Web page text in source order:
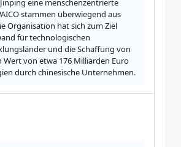
eine menschenzentrierte
stammen überwiegend aus
Organisation hat sich zum Ziel
für technologischen
und die Schaffung von
von etwa 176 Milliarden Euro
durch chinesische Unternehmen.